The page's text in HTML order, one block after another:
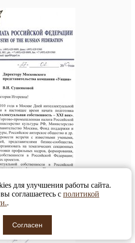
для улучшения работы сайта.
соглашаетесь с политикой
.
Согласен